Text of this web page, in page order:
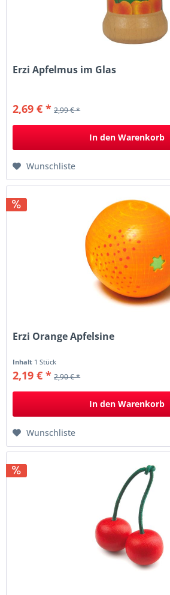
Erzi Apfelmus im Glas
2,69 € * 2,99 € *
In den Warenkorb
Wunschliste
Erzi Orange Apfelsine
Inhalt 1 Stück
2,19 € * 2,90 € *
In den Warenkorb
Wunschliste